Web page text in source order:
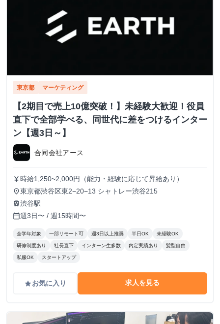
東京都 マーケティング
【2期目で売上10億突破！】未経験大歓迎！役員
直下で全部学べる、同世代に差をつけるインター
ン【週3日～】
合同会社アース
currency_yen 時給1,250~2,000円（能力・経験に応じて昇給あり）
place東京都渋谷区東2−20−13 シャトレー渋谷215
train渋谷駅
calendar_today週3日〜 / 週15時間〜
全学年対象 一部リモート可 週3日以上推奨 半日OK 未経験OK
研修制度あり 社長直下 インターン生多数 内定実績あり 髪型自由
私服OK スタートアップ
gradeお気に入り 求人を見る